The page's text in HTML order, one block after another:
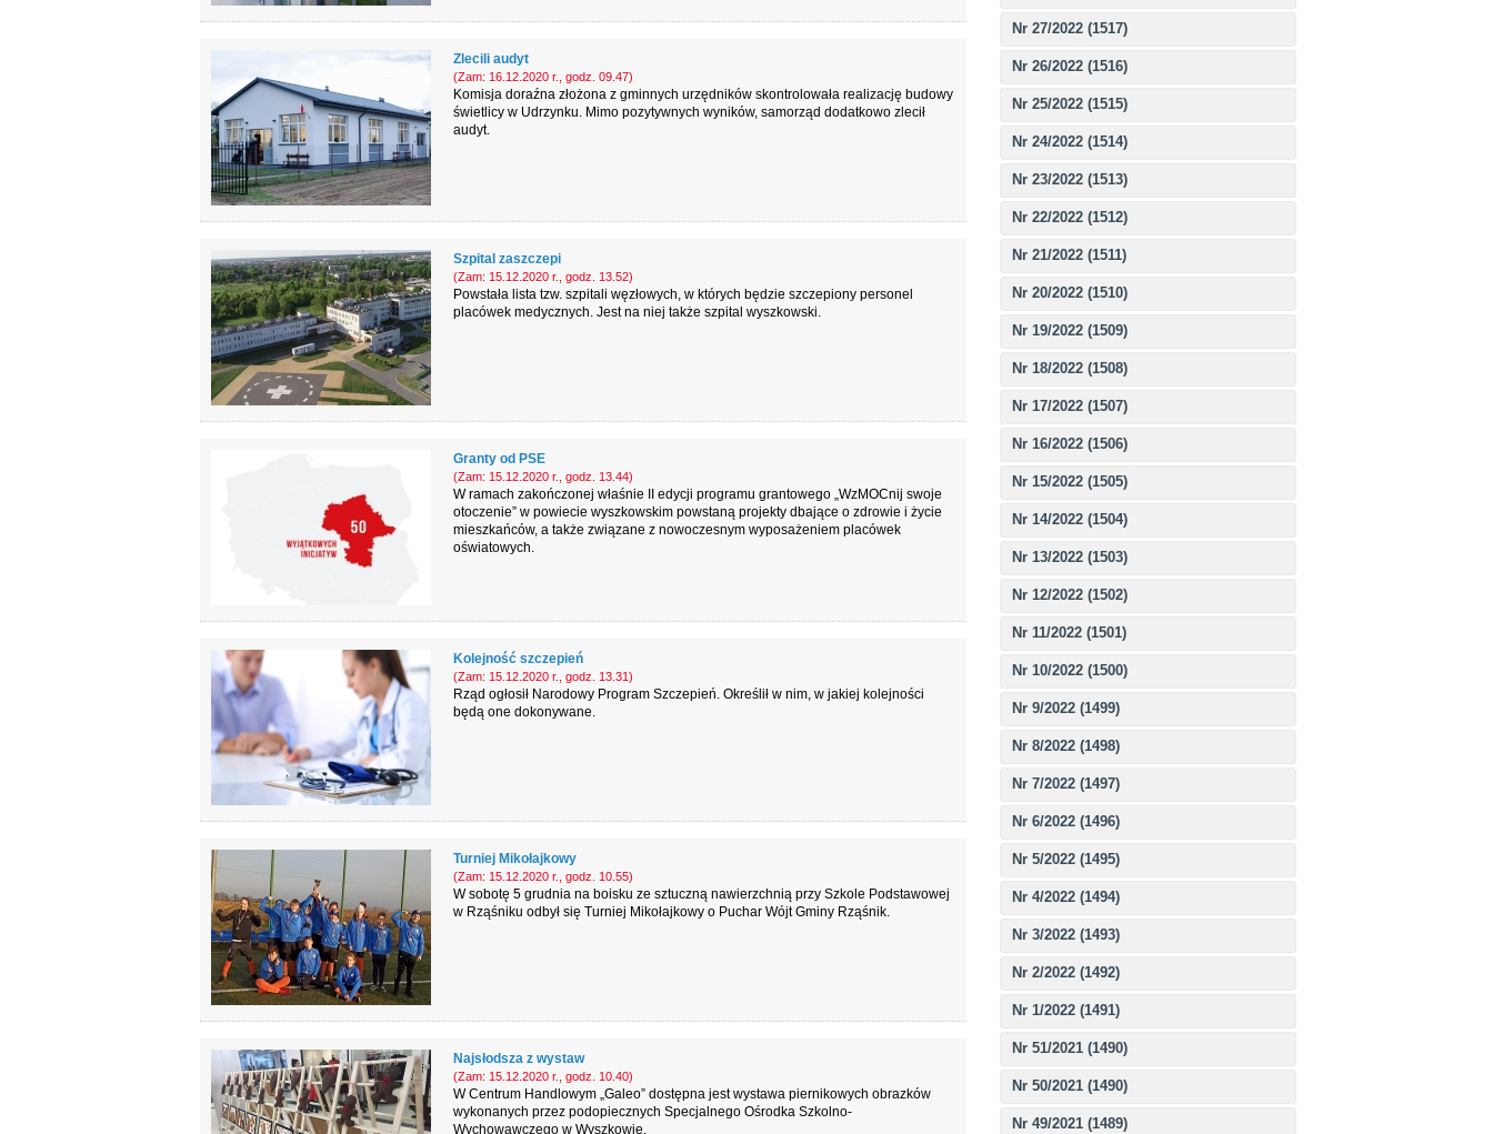
Nr 27/2022 (1517)
Nr 26/2022 (1516)
Nr 25/2022 (1515)
Nr 24/2022 (1514)
Nr 23/2022 (1513)
Nr 22/2022 (1512)
Nr 21/2022 (1511)
Nr 20/2022 (1510)
Nr 19/2022 (1509)
Nr 18/2022 (1508)
Nr 17/2022 (1507)
Nr 16/2022 (1506)
Nr 15/2022 (1505)
Nr 14/2022 (1504)
Nr 13/2022 (1503)
Nr 12/2022 (1502)
Nr 11/2022 (1501)
Nr 10/2022 (1500)
Nr 9/2022 (1499)
Nr 8/2022 (1498)
Nr 7/2022 (1497)
Nr 6/2022 (1496)
Nr 5/2022 (1495)
Nr 4/2022 (1494)
Nr 3/2022 (1493)
Nr 2/2022 (1492)
Nr 1/2022 (1491)
Nr 51/2021 (1490)
Nr 50/2021 (1490)
Nr 49/2021 (1489)
Zlecili audyt
(Zam: 16.12.2020 r., godz. 09.47)
Komisja doraźna złożona z gminnych urzędników skontrolowała realizację budowy
świetlicy w Udrzynku. Mimo pozytywnych wyników, samorząd dodatkowo zlecił
audyt.
Szpital zaszczepi
(Zam: 15.12.2020 r., godz. 13.52)
Powstała lista tzw. szpitali węzłowych, w których będzie szczepiony personel
placówek medycznych. Jest na niej także szpital wyszkowski.
Granty od PSE
(Zam: 15.12.2020 r., godz. 13.44)
W ramach zakończonej właśnie II edycji programu grantowego „WzMOCnij swoje
otoczenie” w powiecie wyszkowskim powstaną projekty dbające o zdrowie i życie
mieszkańców, a także związane z nowoczesnym wyposażeniem placówek
oświatowych.
Kolejność szczepień
(Zam: 15.12.2020 r., godz. 13.31)
Rząd ogłosił Narodowy Program Szczepień. Określił w nim, w jakiej kolejności
będą one dokonywane.
Turniej Mikołajkowy
(Zam: 15.12.2020 r., godz. 10.55)
W sobotę 5 grudnia na boisku ze sztuczną nawierzchnią przy Szkole Podstawowej
w Rząśniku odbył się Turniej Mikołajkowy o Puchar Wójt Gminy Rząśnik.
Najsłodsza z wystaw
(Zam: 15.12.2020 r., godz. 10.40)
W Centrum Handlowym „Galeo” dostępna jest wystawa piernikowych obrazków
wykonanych przez podopiecznych Specjalnego Ośrodka Szkolno-
Wychowawczego w Wyszkowie.